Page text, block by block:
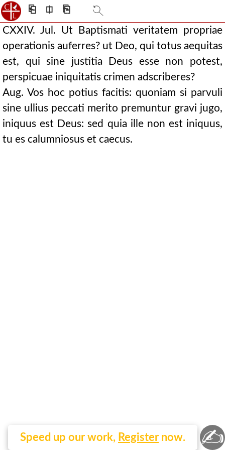
⎗ ⎅ ⎘
CXXIV. Jul. Ut Baptismati veritatem propriae
operationis auferres? ut Deo, qui totus aequitas
est, qui sine justitia Deus esse non potest,
perspicuae iniquitatis crimen adscriberes?
Aug. Vos hoc potius facitis: quoniam si parvuli
sine ullius peccati merito premuntur gravi jugo,
iniquus est Deus: sed quia ille non est iniquus,
tu es calumniosus et caecus.
Speed up our work, Register now. ✍